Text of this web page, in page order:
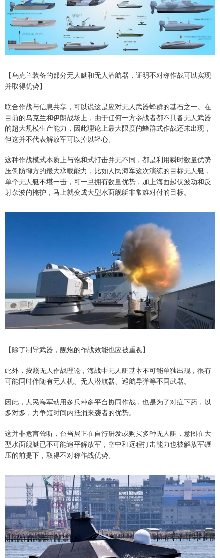
【乌克兰装备的部分无人艇和无人潜航器，证明不对称作战可以实现
并取得优势】
联合作战与信息共享，可以说这是应对无人武器蜂群的基石之一。在
目前的乌克兰和伊朗战场上，由于任何一方参战者都不具备无人武器
的超大规模生产能力，因此理论上最大限度的蜂群式作战还未出现，
但这并不代表解放军可以掉以轻心。
这种作战模式本质上与饱和式打击并无不同，都是利用瞬时数量优势
压倒防御方的最大承载能力，比如人民海军这次演练的目标无人艇，
单个无人艇不堪一击，可一旦拥有数量优势，加上海面起伏波动和反
射杂波的掩护，马上就变成大型水面舰艇非常难对付的目标。
【除了制导武器，舰炮的作战效能也应被重视】
此外，按照无人作战理论，海战中无人艇基本不可能单独出现，很有
可能同时伴随有无人机、无人潜航器、巡航导弹等不同武器。
因此，人民海军动用多兵种多平台协同作战，也是为了对症下药，以
多对多，力争短时间内抵消来袭者的优势。
这并非危言耸听，台当局正在自行研发或购买多种无人艇，意图在大
型水面舰艇已不可能追平解放军，空中和远程打击能力也被解放军碾
压的前提下，取得不对称作战优势。